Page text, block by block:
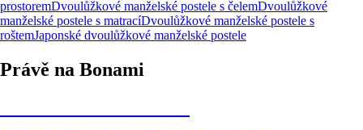
prostoremDvoulůžkové manželské postele s čelemDvoulůžkové
manželské postele s matracíDvoulůžkové manželské postele s
roštemJaponské dvoulůžkové manželské postele
Právě na Bonami